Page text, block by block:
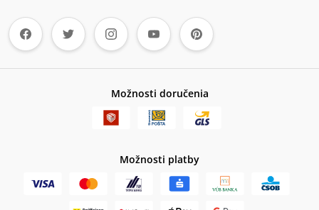
Možnosti doručenia
Možnosti platby